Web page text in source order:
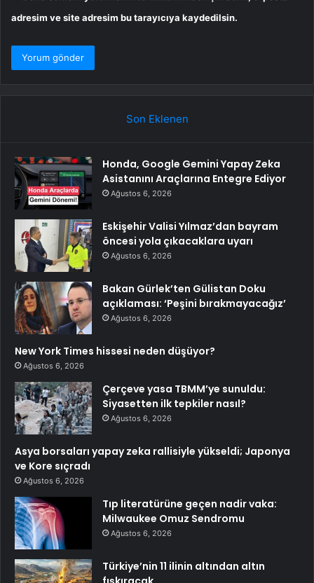
adresim ve site adresim bu tarayıcıya kaydedilsin.
Son Eklenen
Honda, Google Gemini Yapay Zeka
Asistanını Araçlarına Entegre Ediyor
Ağustos 6, 2026
Eskişehir Valisi Yılmaz’dan bayram
öncesi yola çıkacaklara uyarı
Ağustos 6, 2026
Bakan Gürlek’ten Gülistan Doku
açıklaması: ‘Peşini bırakmayacağız’
Ağustos 6, 2026
New York Times hissesi neden düşüyor?
Ağustos 6, 2026
Çerçeve yasa TBMM’ye sunuldu:
Siyasetten ilk tepkiler nasıl?
Ağustos 6, 2026
Asya borsaları yapay zeka rallisiyle yükseldi; Japonya
ve Kore sıçradı
Ağustos 6, 2026
Tıp literatürüne geçen nadir vaka:
Milwaukee Omuz Sendromu
Ağustos 6, 2026
Türkiye’nin 11 ilinin altından altın